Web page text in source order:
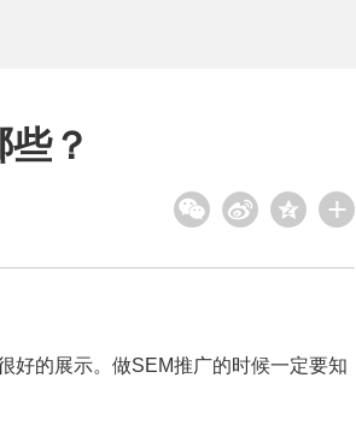
？
好的展示。做SEM推广的时候一定要知